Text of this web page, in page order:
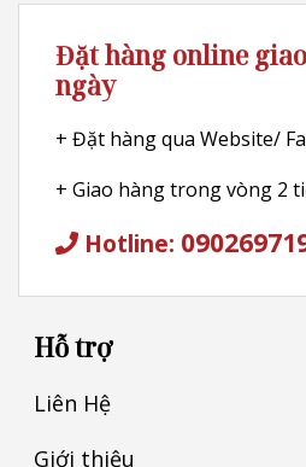
Đặt hàng online
ngày
+ Đặt hàng qua Website/
+ Giao hàng trong vòng 2
Hotline:
Hỗ trợ
Liên Hệ
Giới thiệu